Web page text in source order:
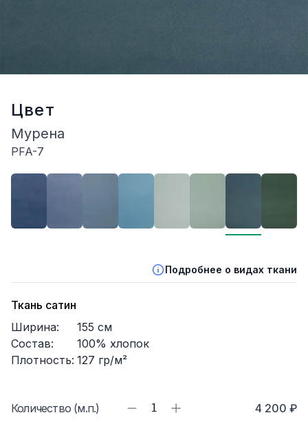
Цвет
Мурена
PFA-7
Подробнее о видах ткани
Ткань сатин
Ширина:
155 см
Состав:
100% хлопок
Плотность: 127 гр/м²
Количество (м.п.) 1 4 200 ₽